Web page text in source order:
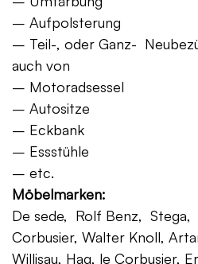
– Aufpolsterung
– Teil-, oder Ganz-
auch von
– Motoradsessel
– Autositze
– Eckbank
– Essstühle
– etc.
Möbelmarken:
De sede, Rolf Benz, Stega,
Corbusier, Walter Knoll,
Willisau, Hag, le Corbusier,